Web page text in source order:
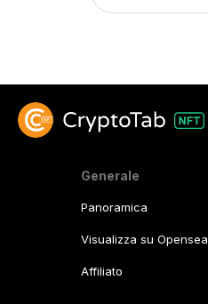
Generale
Panoramica
Visualizza su Opensea
Affiliato